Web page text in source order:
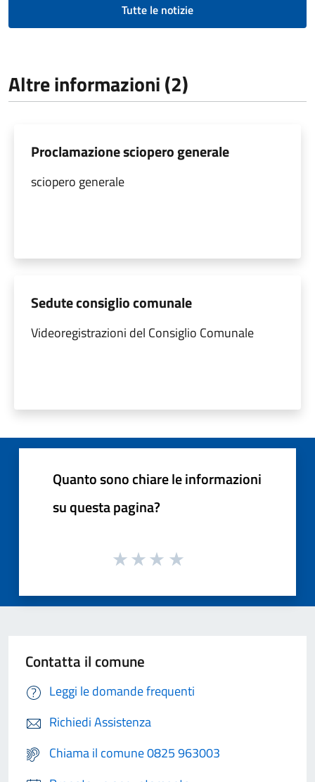
Tutte le notizie
Altre informazioni (2)
Proclamazione sciopero generale
sciopero generale
Sedute consiglio comunale
Videoregistrazioni del Consiglio Comunale
Quanto sono chiare le informazioni
su questa pagina?
Contatta il comune
Leggi le domande frequenti
Richiedi Assistenza
Chiama il comune 0825 963003